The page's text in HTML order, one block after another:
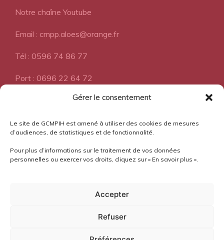
Gérer le consentement
Le site de GCMPIH est amené à utiliser des cookies de mesures
d’audiences, de statistiques et de fonctionnalité.
Pour plus d’informations sur le traitement de vos données
personnelles ou exercer vos droits, cliquez sur « En savoir plus ».
Accepter
Refuser
Notre chaîne Youtube
Email : cmpp.aloes@orange.fr
Tél : 0596 74 86 77
Port : 0696 22 64 72
A propos
Pourquoi l'Aloès?